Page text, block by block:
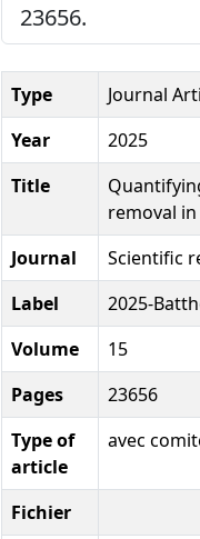
23656.
Type
Journal
Year
2025
Title
removal
Journal
Scientific
Label
2025-
Volume
15
Pages
23656
Type of
article
avec
Fichier